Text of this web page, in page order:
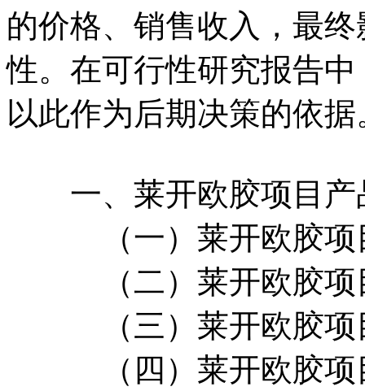
的价格、销售收入，最
性。在可行性研究报告
以此作为后期决策的依据
一、莱开欧胶项目产
（一）莱开欧胶项目
（二）莱开欧胶项目
（三）莱开欧胶项
（四）莱开欧胶项目